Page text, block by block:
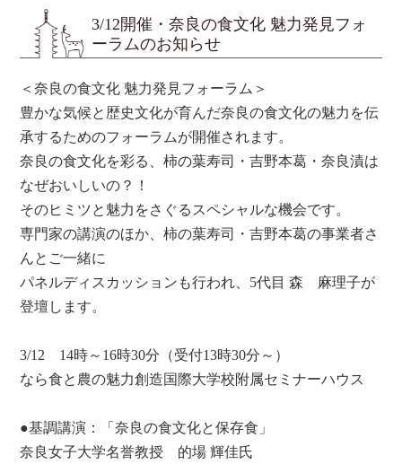
3/12開催・奈良の食文化 魅力発見フォ
ーラムのお知らせ
＜奈良の食文化 魅力発見フォーラム＞
豊かな気候と歴史文化が育んだ奈良の食文化の魅力を伝
承するためのフォーラムが開催されます。
奈良の食文化を彩る、柿の葉寿司・吉野本葛・奈良漬は
なぜおいしいの？！
そのヒミツと魅力をさぐるスペシャルな機会です。
専門家の講演のほか、柿の葉寿司・吉野本葛の事業者さ
んとご一緒に
パネルディスカッションも行われ、5代目 森 麻理子が
登壇します。
3/12 14時～16時30分（受付13時30分～）
なら食と農の魅力創造国際大学校附属セミナーハウス
●基調講演：「奈良の食文化と保存食」
奈良女子大学名誉教授 的場 輝佳氏